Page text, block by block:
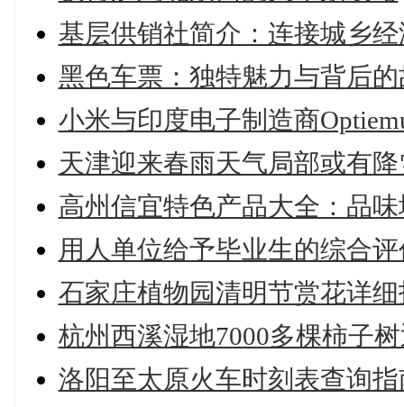
基层供销社简介：连接城乡
黑色车票：独特魅力与背后
小米与印度电子制造商
天津迎来春雨天气局部或有
高州信宜特色产品大全：品
用人单位给予毕业生的综合
石家庄植物园清明节赏花详
杭州西溪湿地7000多棵柿子
洛阳至太原火车时刻表查询指